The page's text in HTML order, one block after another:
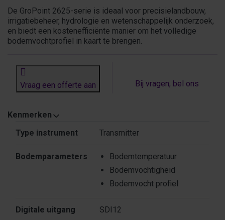
De GroPoint 2625-serie is ideaal voor precisielandbouw,
irrigatiebeheer, hydrologie en wetenschappelijk onderzoek,
en biedt een kostenefficiënte manier om het volledige
bodemvochtprofiel in kaart te brengen.
Vraag een offerte aan Bij vragen, bel ons
Kenmerken
Type instrument Transmitter
Bodemparameters
Bodemtemperatuur
Bodemvochtigheid
Bodemvocht profiel
Digitale uitgang SDI12